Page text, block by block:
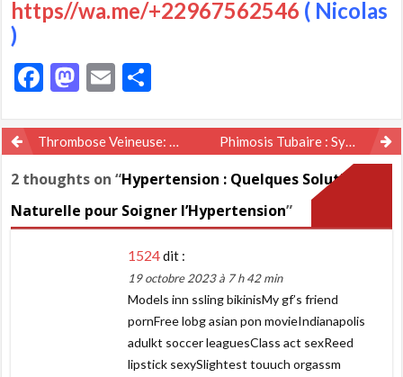
https//wa.me/+22967562546 ( Nicolas
)
Facebook
Mastodon
Email
Navigation
de
l’article
Thrombose Veineuse: Définition et Traitement Naturel Phimosis Tubaire : Symptômes et Traitement Naturel du Trompes bouchée
2 thoughts on “Hypertension : Quelques Solution
Naturelle pour Soigner l’Hypertension”
1524dit :
19 octobre 2023 à 7 h 42 min
Models inn ssling bikinisMy gf’s friend
pornFree lobg asian pon movieIndianapolis
adulkt soccer leaguesClass act sexReed
lipstick sexySlightest touuch orgassm